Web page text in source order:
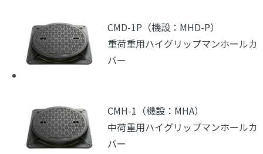
CMD-1P（機設：MHD-P）
重荷重用ハイグリップマンホールカ
バー
CMH-1（機設：MHA）
中荷重用ハイグリップマンホールカ
バー